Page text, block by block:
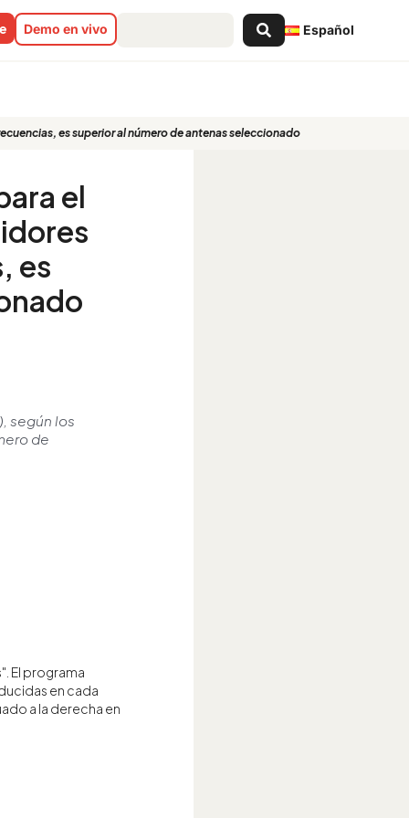
Español
Search
...
Demo en vivo
es superior al número de antenas seleccionado
el
es
según los
de
El programa
en cada
a la derecha en